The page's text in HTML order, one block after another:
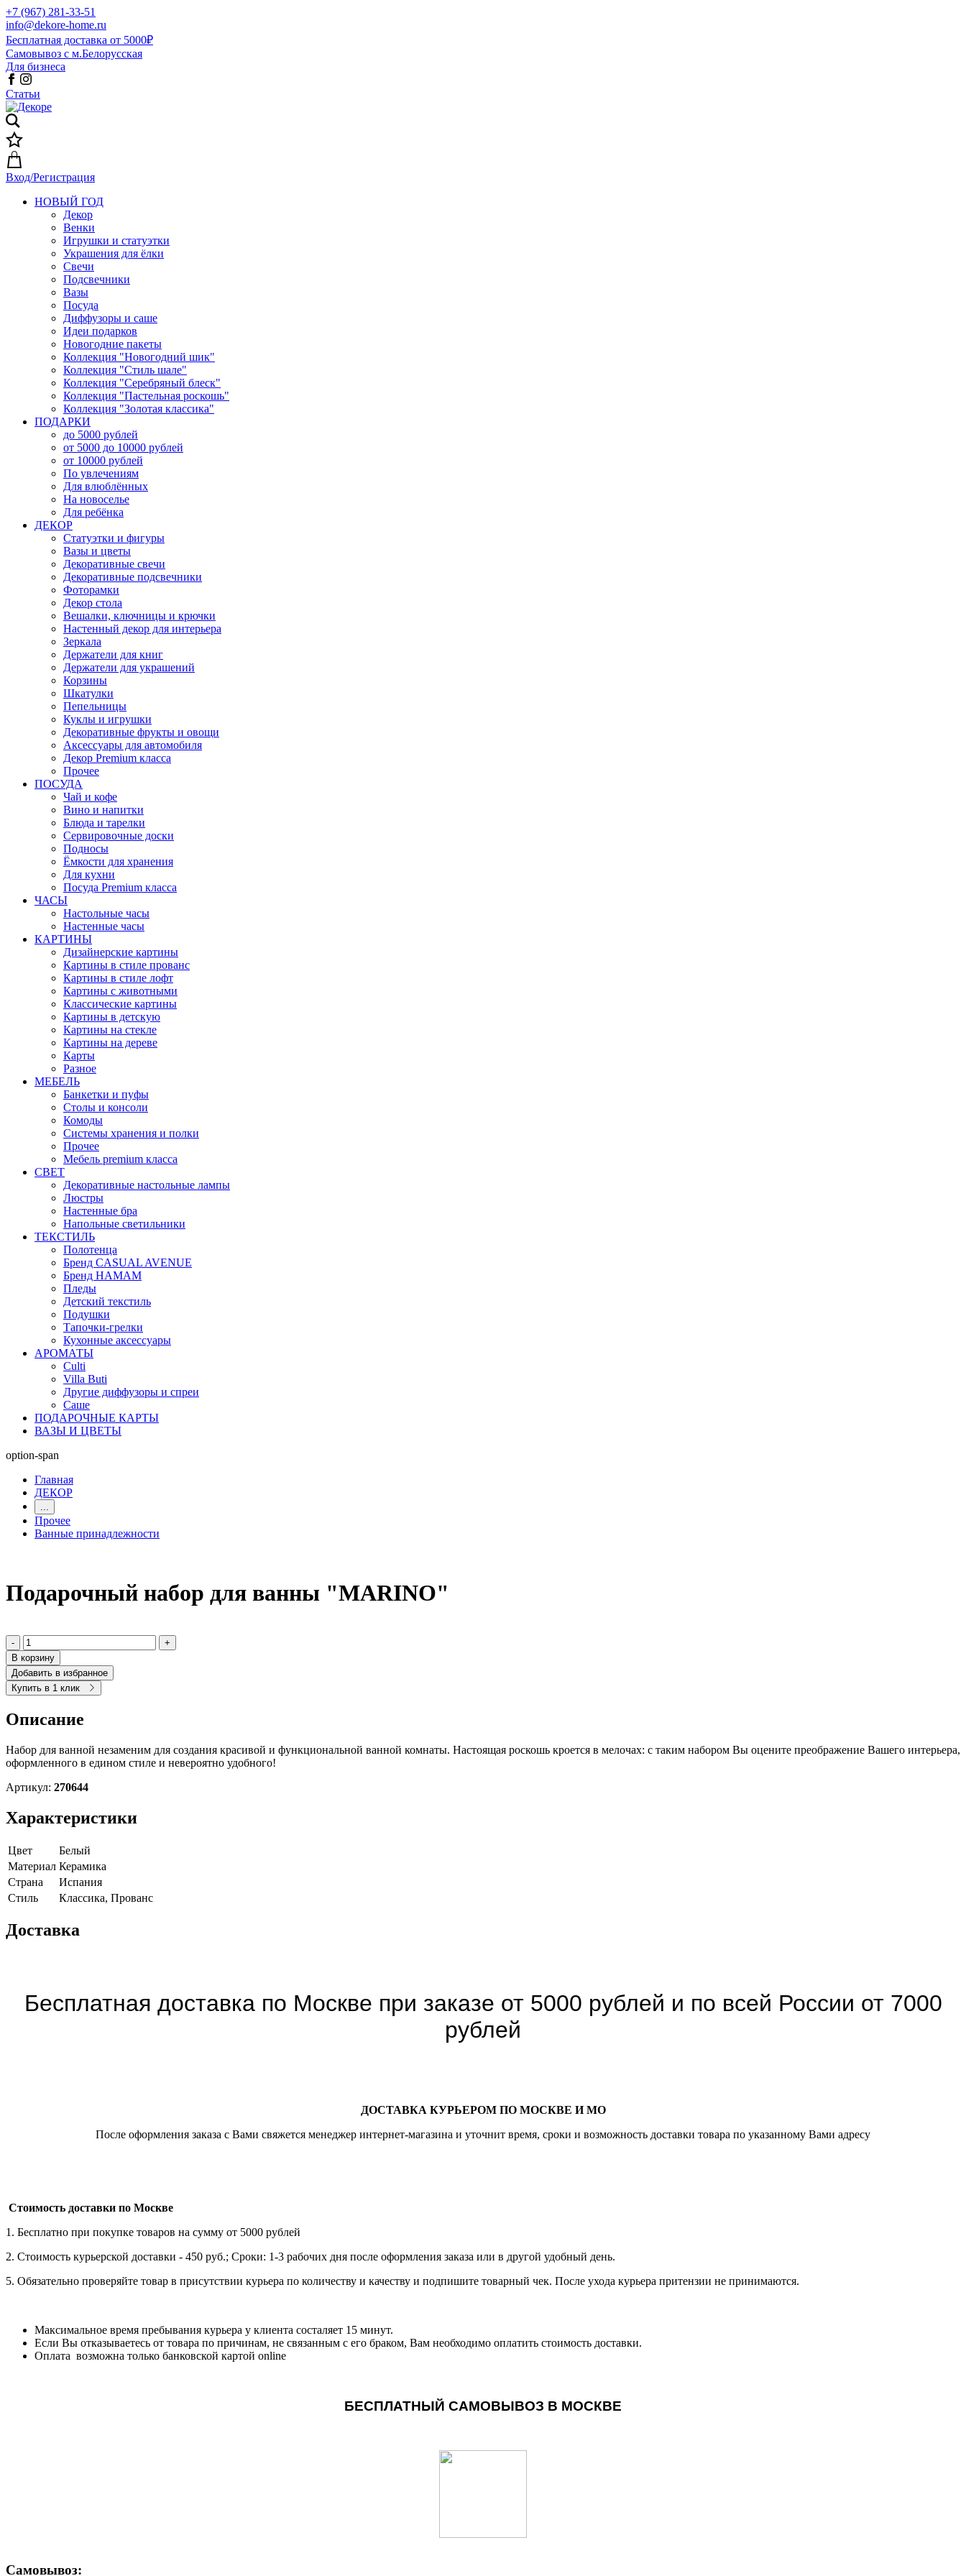
+7 (967) 281-33-51
info@dekore-home.ru
Бесплатная доставка от 5000₽
Самовывоз с м.Белорусская
Для бизнеса
Статьи
Вход/Регистрация
НОВЫЙ ГОД
Декор
Венки
Игрушки и статуэтки
Украшения для ёлки
Свечи
Подсвечники
Вазы
Посуда
Диффузоры и саше
Идеи подарков
Новогодние пакеты
Коллекция "Новогодний шик"
Коллекция "Стиль шале"
Коллекция "Серебряный блеск"
Коллекция "Пастельная роскошь"
Коллекция "Золотая классика"
ПОДАРКИ
до 5000 рублей
от 5000 до 10000 рублей
от 10000 рублей
По увлечениям
Для влюблённых
На новоселье
Для ребёнка
ДЕКОР
Статуэтки и фигуры
Вазы и цветы
Декоративные свечи
Декоративные подсвечники
Фоторамки
Декор стола
Вешалки, ключницы и крючки
Настенный декор для интерьера
Зеркала
Держатели для книг
Держатели для украшений
Корзины
Шкатулки
Пепельницы
Куклы и игрушки
Декоративные фрукты и овощи
Аксессуары для автомобиля
Декор Premium класса
Прочее
ПОСУДА
Чай и кофе
Вино и напитки
Блюда и тарелки
Сервировочные доски
Подносы
Ёмкости для хранения
Для кухни
Посуда Premium класса
ЧАСЫ
Настольные часы
Настенные часы
КАРТИНЫ
Дизайнерские картины
Картины в стиле прованс
Картины в стиле лофт
Картины с животными
Классические картины
Картины в детскую
Картины на стекле
Картины на дереве
Карты
Разное
МЕБЕЛЬ
Банкетки и пуфы
Столы и консоли
Комоды
Системы хранения и полки
Прочее
Мебель premium класса
СВЕТ
Декоративные настольные лампы
Люстры
Настенные бра
Напольные светильники
ТЕКСТИЛЬ
Полотенца
Бренд CASUAL AVENUE
Бренд HAMAM
Пледы
Детский текстиль
Подушки
Тапочки-грелки
Кухонные аксессуары
АРОМАТЫ
Culti
Villa Buti
Другие диффузоры и спреи
Саше
ПОДАРОЧНЫЕ КАРТЫ
ВАЗЫ И ЦВЕТЫ
option-span
Главная
ДЕКОР
...
Прочее
Ванные принадлежности
Подарочный набор для ванны "MARINO"
-
+
В корзину
Добавить в избранное
Купить в 1 клик
Описание
Набор для ванной незаменим для создания красивой и функциональной ванной комнаты. Настоящая роскошь кроется в мелочах: с таким набором Вы оцените преображение Вашего интерьера,
оформленного в едином стиле и невероятно удобного!
Артикул: 270644
Характеристики
Цвет
Белый
Материал Керамика
Страна
Испания
Cтиль
Классика, Прованс
Доставка
Бесплатная доставка по Москве при заказе от 5000 рублей и по всей России от 7000
рублей
ДОСТАВКА КУРЬЕРОМ ПО МОСКВЕ И МО
После оформления заказа с Вами свяжется менеджер интернет-магазина и уточнит время, сроки и возможность доставки товара по указанному Вами адресу
Стоимость доставки по Москве
1. Бесплатно при покупке товаров на сумму от 5000 рублей
2. Стоимость курьерской доставки - 450 руб.; Сроки: 1-3 рабочих дня после оформления заказа или в другой удобный день.
5. Обязательно проверяйте товар в присутствии курьера по количеству и качеству и подпишите товарный чек. После ухода курьера притензии не принимаются.
Максимальное время пребывания курьера у клиента состаляет 15 минут.
Если Вы отказываетесь от товара по причинам, не связанным с его браком, Вам необходимо оплатить стоимость доставки.
Оплата возможна только банковской картой online
БЕСПЛАТНЫЙ САМОВЫВОЗ В МОСКВЕ
Самовывоз: